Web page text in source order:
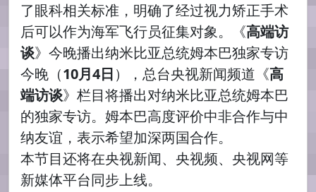
了眼科相关标准，明确了经过视力矫正手术
后可以作为海军飞行员征集对象。《高端访
谈》今晚播出纳米比亚总统姆本巴独家专访
今晚（10月4日），总台央视新闻频道《高
端访谈》栏目将播出对纳米比亚总统姆本巴
的独家专访。姆本巴高度评价中非合作与中
纳友谊，表示希望加深两国合作。
本节目还将在央视新闻、央视频、央视网等
新媒体平台同步上线。